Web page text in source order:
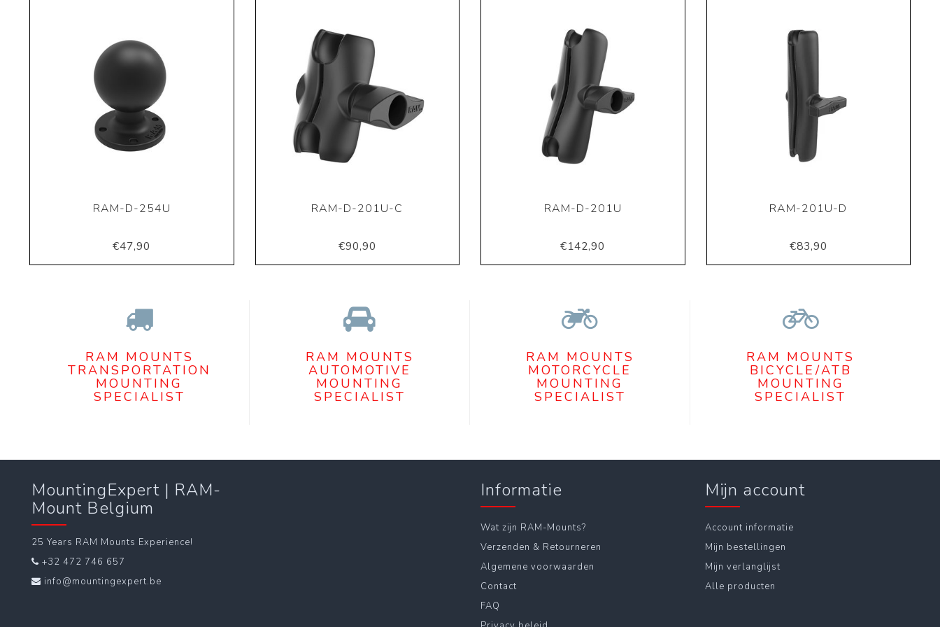
RAM-D-254U
€47,90
RAM-D-201U-C
€90,90
RAM-D-201U
€142,90
RAM-201U-D
€83,90
RAM MOUNTS
TRANSPORTATION
MOUNTING
SPECIALIST
RAM MOUNTS
AUTOMOTIVE
MOUNTING
SPECIALIST
RAM MOUNTS
MOTORCYCLE
MOUNTING
SPECIALIST
RAM MOUNTS
BICYCLE/ATB
MOUNTING
SPECIALIST
MountingExpert | RAM-
Mount Belgium
25 Years RAM Mounts Experience!
+32 472 746 657
info@mountingexpert.be
Informatie
Wat zijn RAM-Mounts?
Verzenden & Retourneren
Algemene voorwaarden
Contact
FAQ
Mijn account
Account informatie
Mijn bestellingen
Mijn verlanglijst
Alle producten